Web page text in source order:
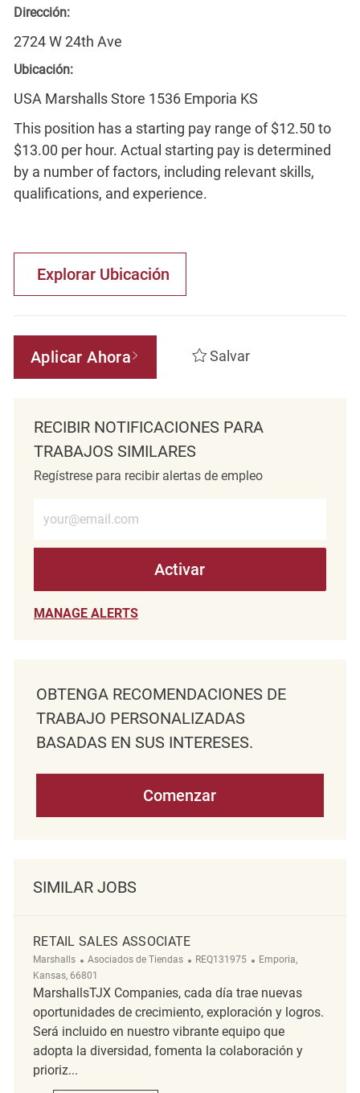
Dirección:
2724 W 24th Ave
Ubicación:
USA Marshalls Store 1536 Emporia KS
This position has a starting pay range of $12.50 to
$13.00 per hour. Actual starting pay is determined
by a number of factors, including relevant skills,
qualifications, and experience.
Explorar Ubicación
Aplicar Ahora Salvar
RECIBIR NOTIFICACIONES PARA
TRABAJOS SIMILARES
Regístrese para recibir alertas de empleo
Activar
MANAGE ALERTS
OBTENGA RECOMENDACIONES DE
TRABAJO PERSONALIZADAS
BASADAS EN SUS INTERESES.
Comenzar
SIMILAR JOBS
RETAIL SALES ASSOCIATE
Marshalls Categoría
Asociados de Tiendas ReqId
REQ131975 Ubicación
Emporia,
Kansas, 66801
MarshallsTJX Companies, cada día trae nuevas
oportunidades de crecimiento, exploración y logros.
Será incluido en nuestro vibrante equipo que
adopta la diversidad, fomenta la colaboración y
prioriz...